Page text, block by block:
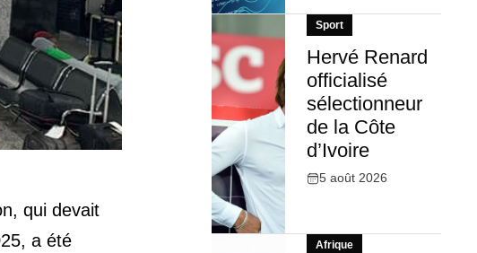
qui devait
a été
Sport
Hervé Renard
officialisé
sélectionneur
de la Côte
d’Ivoire
5 août 2026
Afrique